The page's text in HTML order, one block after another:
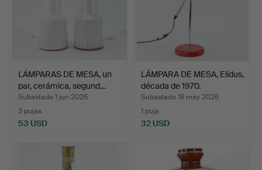
LÁMPARAS DE MESA, un
par, cerámica, segund…
Subastado 1 jun 2026
3 pujas
53 USD
LÁMPARA DE MESA, Elidus,
década de 1970.
Subastado 19 may 2026
1 puja
32 USD